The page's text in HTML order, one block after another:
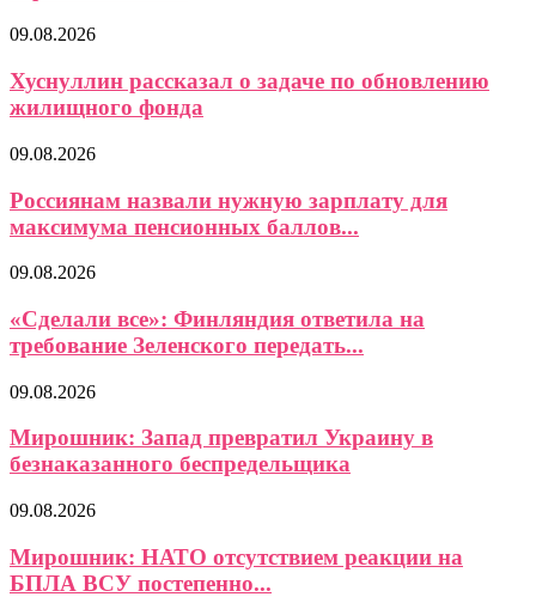
09.08.2026
Хуснуллин рассказал о задаче по обновлению
жилищного фонда
09.08.2026
Россиянам назвали нужную зарплату для
максимума пенсионных баллов...
09.08.2026
«Сделали все»: Финляндия ответила на
требование Зеленского передать...
09.08.2026
Мирошник: Запад превратил Украину в
безнаказанного беспредельщика
09.08.2026
Мирошник: НАТО отсутствием реакции на
БПЛА ВСУ постепенно...